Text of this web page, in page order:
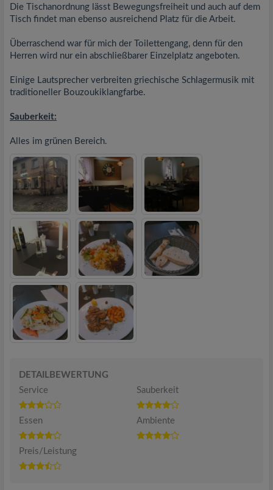
Die Tischanordnung lässt Bewegungsfreiheit und auch auf dem
Tisch findet man ebenso ausreichend Platz für die Arbeit.
Überraschend war für mich der Toilettengang, denn für den
Herren wird nur ein abschließbarer Einzelplatz angeboten.
Einige Lautsprecher verbreiten griechische Schlagermusik mit
traditioneller Bouzoukiklangfarbe.
Sauberkeit:
Alles im grünen Bereich.
DETAILBEWERTUNG
Service
Sauberkeit
Essen Ambiente
Preis/Leistung